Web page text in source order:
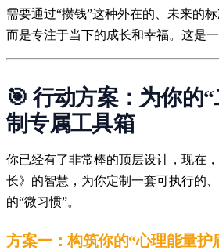
需要通过“攒钱”这种外在的、未来的
而是专注于当下的成长和幸福。这是
🎯 行动方案：为你的
制专属工具箱
你已经有了非常棒的顶层设计，现在
长》的智慧，为你定制一套可执行的
的“微习惯”。
方案一：构筑你的“心理能量护